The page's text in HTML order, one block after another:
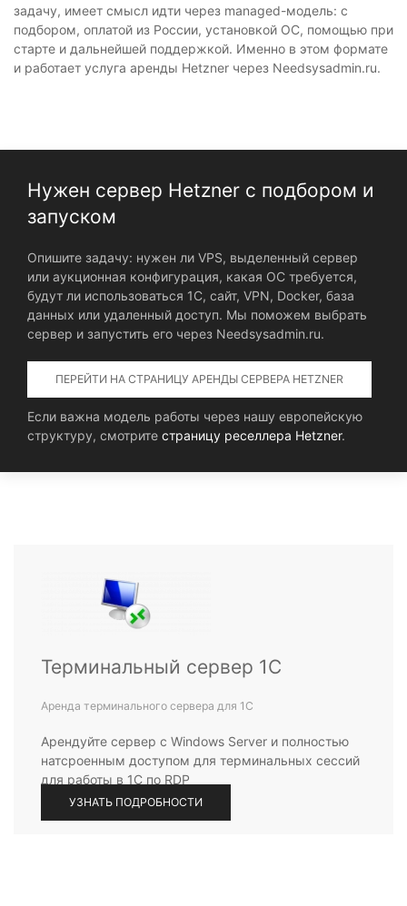
задачу, имеет смысл идти через managed-модель: с
подбором, оплатой из России, установкой ОС, помощью при
старте и дальнейшей поддержкой. Именно в этом формате
и работает услуга аренды Hetzner через Needsysadmin.ru.
Нужен сервер Hetzner с подбором и
запуском
Опишите задачу: нужен ли VPS, выделенный сервер
или аукционная конфигурация, какая ОС требуется,
будут ли использоваться 1С, сайт, VPN, Docker, база
данных или удаленный доступ. Мы поможем выбрать
сервер и запустить его через Needsysadmin.ru.
ПЕРЕЙТИ НА СТРАНИЦУ АРЕНДЫ СЕРВЕРА HETZNER
Если важна модель работы через нашу европейскую
структуру, смотрите страницу реселлера Hetzner.
Терминальный сервер 1С
Аренда терминального сервера для 1С
Арендуйте сервер с Windows Server и полностью
натсроенным доступом для терминальных сессий
для работы в 1С по RDP
УЗНАТЬ ПОДРОБНОСТИ